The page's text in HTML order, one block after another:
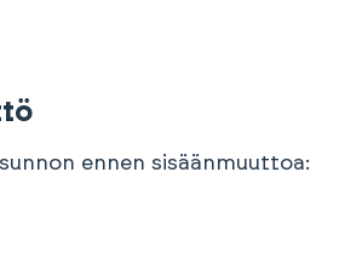
ennen sisäänmuuttoa: